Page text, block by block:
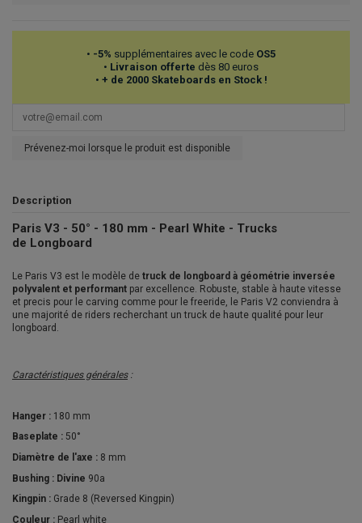
• -5% supplémentaires avec le code OS5
• Livraison offerte dès 80 euros
• + de 2000 Skateboards en Stock !
Prévenez-moi lorsque le produit est disponible
Description
Paris V3 - 50° - 180 mm - Pearl White - Trucks
de Longboard
Le Paris V3 est le modèle de truck de longboard à géométrie inversée
polyvalent et performant par excellence. Robuste, stable à haute vitesse
et precis pour le carving comme pour le freeride, le Paris V2 conviendra à
une majorité de riders recherchant un truck de haute qualité pour leur
longboard.
Caractéristiques générales:
Hanger : 180 mm
Baseplate : 50°
Diamètre de l'axe : 8 mm
Bushing : Divine 90a
Kingpin : Grade 8 (Reversed Kingpin)
Couleur : Pearl white